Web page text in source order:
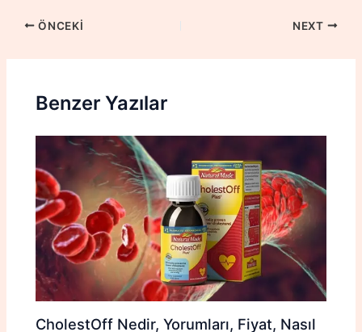
ÖNCEKI NEXT
Benzer Yazılar
CholestOff Nedir, Yorumları, Fiyat, Nasıl